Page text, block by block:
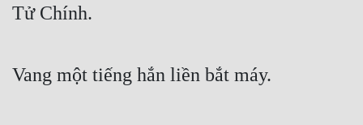
Tử Chính.
Vang một tiếng hắn liền bắt máy.